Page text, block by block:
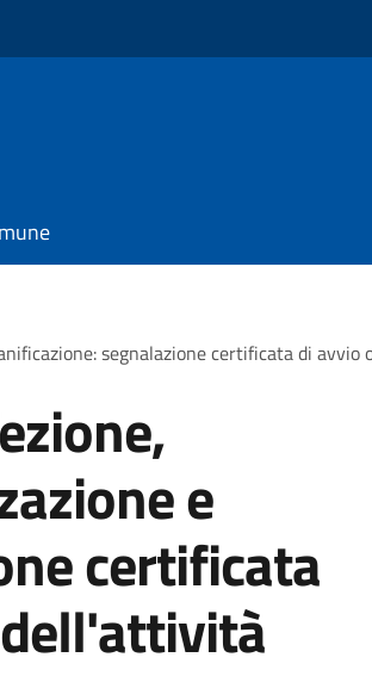
segnalazione certificata di
e
certificata